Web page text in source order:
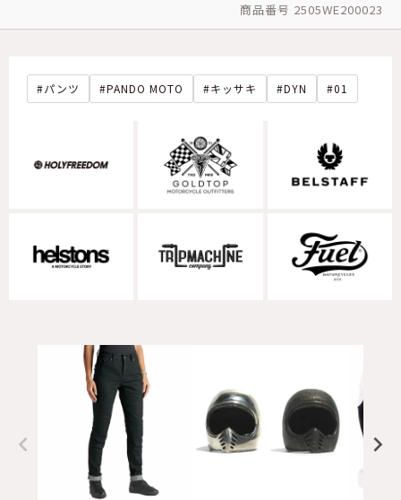
商品番号 2505WE200023
パンツ PANDO MOTO キッサキ DYN 01